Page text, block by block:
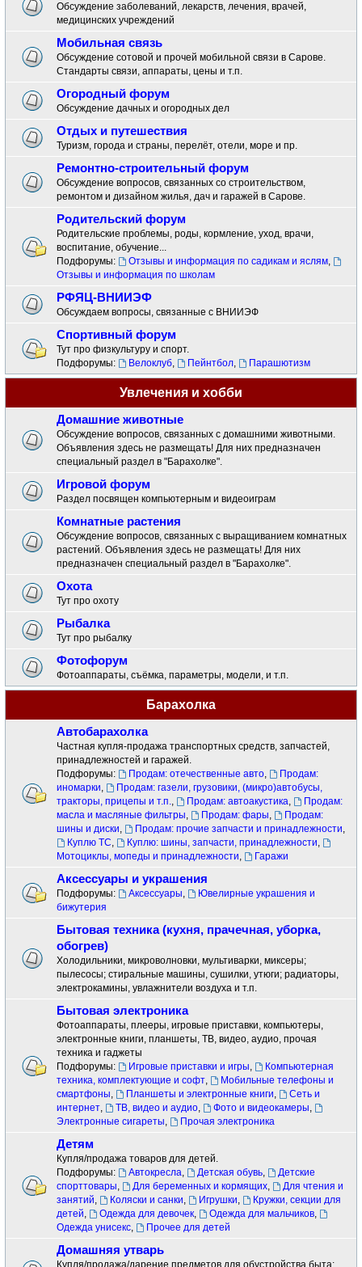
Обсуждение заболеваний, лекарств, лечения, врачей,
медицинских учреждений
Мобильная связь
Обсуждение сотовой и прочей мобильной связи в Сарове.
Стандарты связи, аппараты, цены и т.п.
Огородный форум
Обсуждение дачных и огородных дел
Отдых и путешествия
Туризм, города и страны, перелёт, отели, море и пр.
Ремонтно-строительный форум
Обсуждение вопросов, связанных со строительством,
ремонтом и дизайном жилья, дач и гаражей в Сарове.
Родительский форум
Родительские проблемы, роды, кормление, уход, врачи,
воспитание, обучение...
Подфорумы:
Отзывы и информация по садикам и яслям,
Отзывы и информация по школам
РФЯЦ-ВНИИЭФ
Обсуждаем вопросы, связанные с ВНИИЭФ
Спортивный форум
Тут про физкультуру и спорт.
Подфорумы:
Велоклуб, Пейнтбол, Парашютизм
Увлечения и хобби
Домашние животные
Обсуждение вопросов, связанных с домашними животными.
Объявления здесь не размещать! Для них предназначен
специальный раздел в "Барахолке".
Игровой форум
Раздел посвящен компьютерным и видеоиграм
Комнатные растения
Обсуждение вопросов, связанных с выращиванием комнатных
растений. Объявления здесь не размещать! Для них
предназначен специальный раздел в "Барахолке".
Охота
Тут про охоту
Рыбалка
Тут про рыбалку
Фотофорум
Фотоаппараты, съёмка, параметры, модели, и т.п.
Барахолка
Автобарахолка
Частная купля-продажа транспортных средств, запчастей,
принадлежностей и гаражей.
Подфорумы:
Продам: отечественные авто,
Продам:
иномарки,
Продам: газели, грузовики, (микро)автобусы,
тракторы, прицепы и т.п., Продам: автоакустика,
Продам:
масла и масляные фильтры, Продам: фары,
Продам:
шины и диски, Продам: прочие запчасти и принадлежности,
Куплю ТС, Куплю: шины, запчасти, принадлежности,
Мотоциклы, мопеды и принадлежности, Гаражи
Аксессуары и украшения
Подфорумы: Аксессуары,
Ювелирные украшения и
бижутерия
Бытовая техника (кухня, прачечная, уборка,
обогрев)
Холодильники, микроволновки, мультиварки, миксеры;
пылесосы; стиральные машины, сушилки, утюги; радиаторы,
электрокамины, увлажнители воздуха и т.п.
Бытовая электроника
Фотоаппараты, плееры, игровые приставки, компьютеры,
электронные книги, планшеты, ТВ, видео, аудио, прочая
техника и гаджеты
Подфорумы:
Игровые приставки и игры,
Компьютерная
техника, комплектующие и софт,
Мобильные телефоны и
смартфоны, Планшеты и электронные книги,
Сеть и
интернет, ТВ, видео и аудио, Фото и видеокамеры,
Электронные сигареты, Прочая электроника
Детям
Купля/продажа товаров для детей.
Подфорумы:
Автокресла, Детская обувь,
Детские
спорттовары, Для беременных и кормящих,
Для чтения и
занятий, Коляски и санки, Игрушки,
Кружки, секции для
детей, Одежда для девочек, Одежда для мальчиков,
Одежда унисекс, Прочее для детей
Домашняя утварь
Купля/продажа/дарение предметов для обустройства быта: